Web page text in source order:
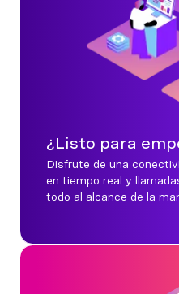
¿Listo para
Disfrute de una
en tiempo real y
todo al alcance de la